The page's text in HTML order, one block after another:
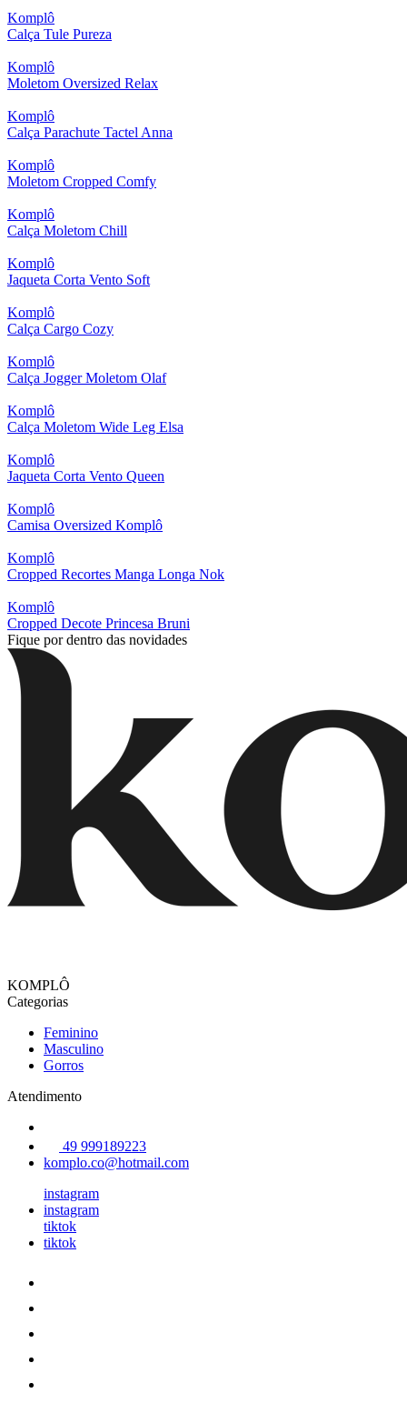
Komplô
Calça Tule Pureza
Komplô
Moletom Oversized Relax
Komplô
Calça Parachute Tactel Anna
Komplô
Moletom Cropped Comfy
Komplô
Calça Moletom Chill
Komplô
Jaqueta Corta Vento Soft
Komplô
Calça Cargo Cozy
Komplô
Calça Jogger Moletom Olaf
Komplô
Calça Moletom Wide Leg Elsa
Komplô
Jaqueta Corta Vento Queen
Komplô
Camisa Oversized Komplô
Komplô
Cropped Recortes Manga Longa Nok
Komplô
Cropped Decote Princesa Bruni
Fique por dentro das novidades
KOMPLÔ
Categorias
Feminino
Masculino
Gorros
Atendimento
49 999189223
komplo.co@hotmail.com
instagram
instagram
tiktok
tiktok